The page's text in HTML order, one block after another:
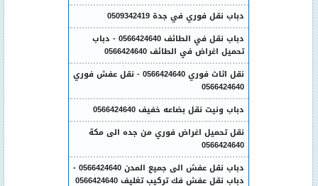
دباب نقل فوري في جدة 0509342419
دباب نقل في الطائف 0566424640 - دباب
تحميل اغراض في الطائف 0566424640
نقل اثاث فوري 0566424640 - نقل عفش فوري
0566424640
دباب ونيت نقل بضاعه خفيف 0566424640
نقل تحميل اغراض فوري من جده الى مكة
0566424640
دباب نقل عفش الى جميع المدن 0566424640 -
دباب نقل عفش فك تركيب تغليف 0566424640